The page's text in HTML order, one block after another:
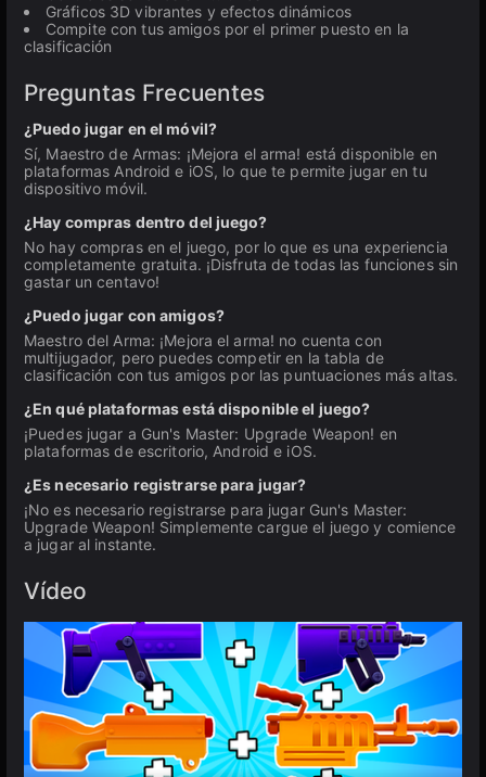
Gráficos 3D vibrantes y efectos dinámicos
Compite con tus amigos por el primer puesto en la
clasificación
Preguntas Frecuentes
¿Puedo jugar en el móvil?
Sí, Maestro de Armas: ¡Mejora el arma! está disponible en
plataformas Android e iOS, lo que te permite jugar en tu
dispositivo móvil.
¿Hay compras dentro del juego?
No hay compras en el juego, por lo que es una experiencia
completamente gratuita. ¡Disfruta de todas las funciones sin
gastar un centavo!
¿Puedo jugar con amigos?
Maestro del Arma: ¡Mejora el arma! no cuenta con
multijugador, pero puedes competir en la tabla de
clasificación con tus amigos por las puntuaciones más altas.
¿En qué plataformas está disponible el juego?
¡Puedes jugar a Gun's Master: Upgrade Weapon! en
plataformas de escritorio, Android e iOS.
¿Es necesario registrarse para jugar?
¡No es necesario registrarse para jugar Gun's Master:
Upgrade Weapon! Simplemente cargue el juego y comience
a jugar al instante.
Vídeo